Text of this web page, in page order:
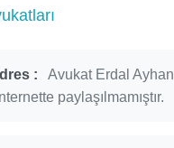
:
Avukat Erdal Ayhan
paylaşılmamıştır.